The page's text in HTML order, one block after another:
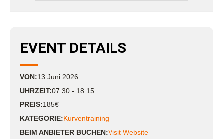
EVENT DETAILS
VON:13 Juni 2026
UHRZEIT:07:30 - 18:15
PREIS:185€
KATEGORIE:Kurventraining
BEIM ANBIETER BUCHEN:Visit Website